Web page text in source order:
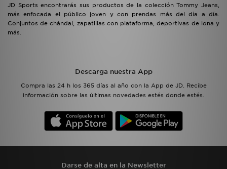
JD Sports encontrarás sus productos de la colección Tommy Jeans,
más enfocada el público joven y con prendas más del día a día.
Conjuntos de chándal, zapatillas con plataforma, deportivas de lona y
más.
Descarga nuestra App
Compra las 24 h los 365 días al año con la App de JD. Recibe
información sobre las últimas novedades estés donde estés.
Darse de alta en la Newsletter